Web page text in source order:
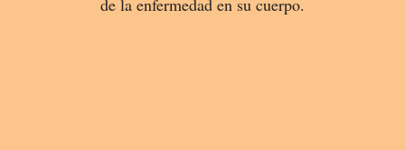
de la enfermedad en su cuerpo.